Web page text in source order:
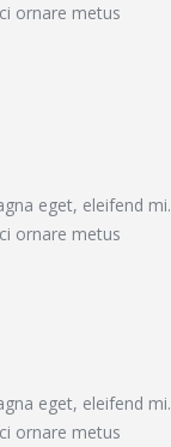
ornare metus
eget, eleifend mi.
ornare metus
eget, eleifend mi.
ornare metus